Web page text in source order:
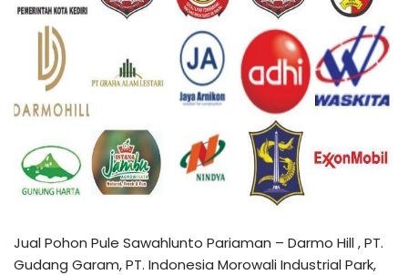
Jual Pohon Pule Sawahlunto Pariaman – Darmo Hill , PT.
Gudang Garam, PT. Indonesia Morowali Industrial Park,